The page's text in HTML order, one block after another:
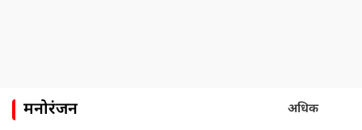
मनोरंजन अधिक